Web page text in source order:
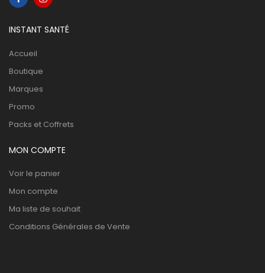
INSTANT SANTÉ
Accueil
Boutique
Marques
Promo
Packs et Coffrets
MON COMPTE
Voir le panier
Mon compte
Ma liste de souhait
Conditions Générales de Vente